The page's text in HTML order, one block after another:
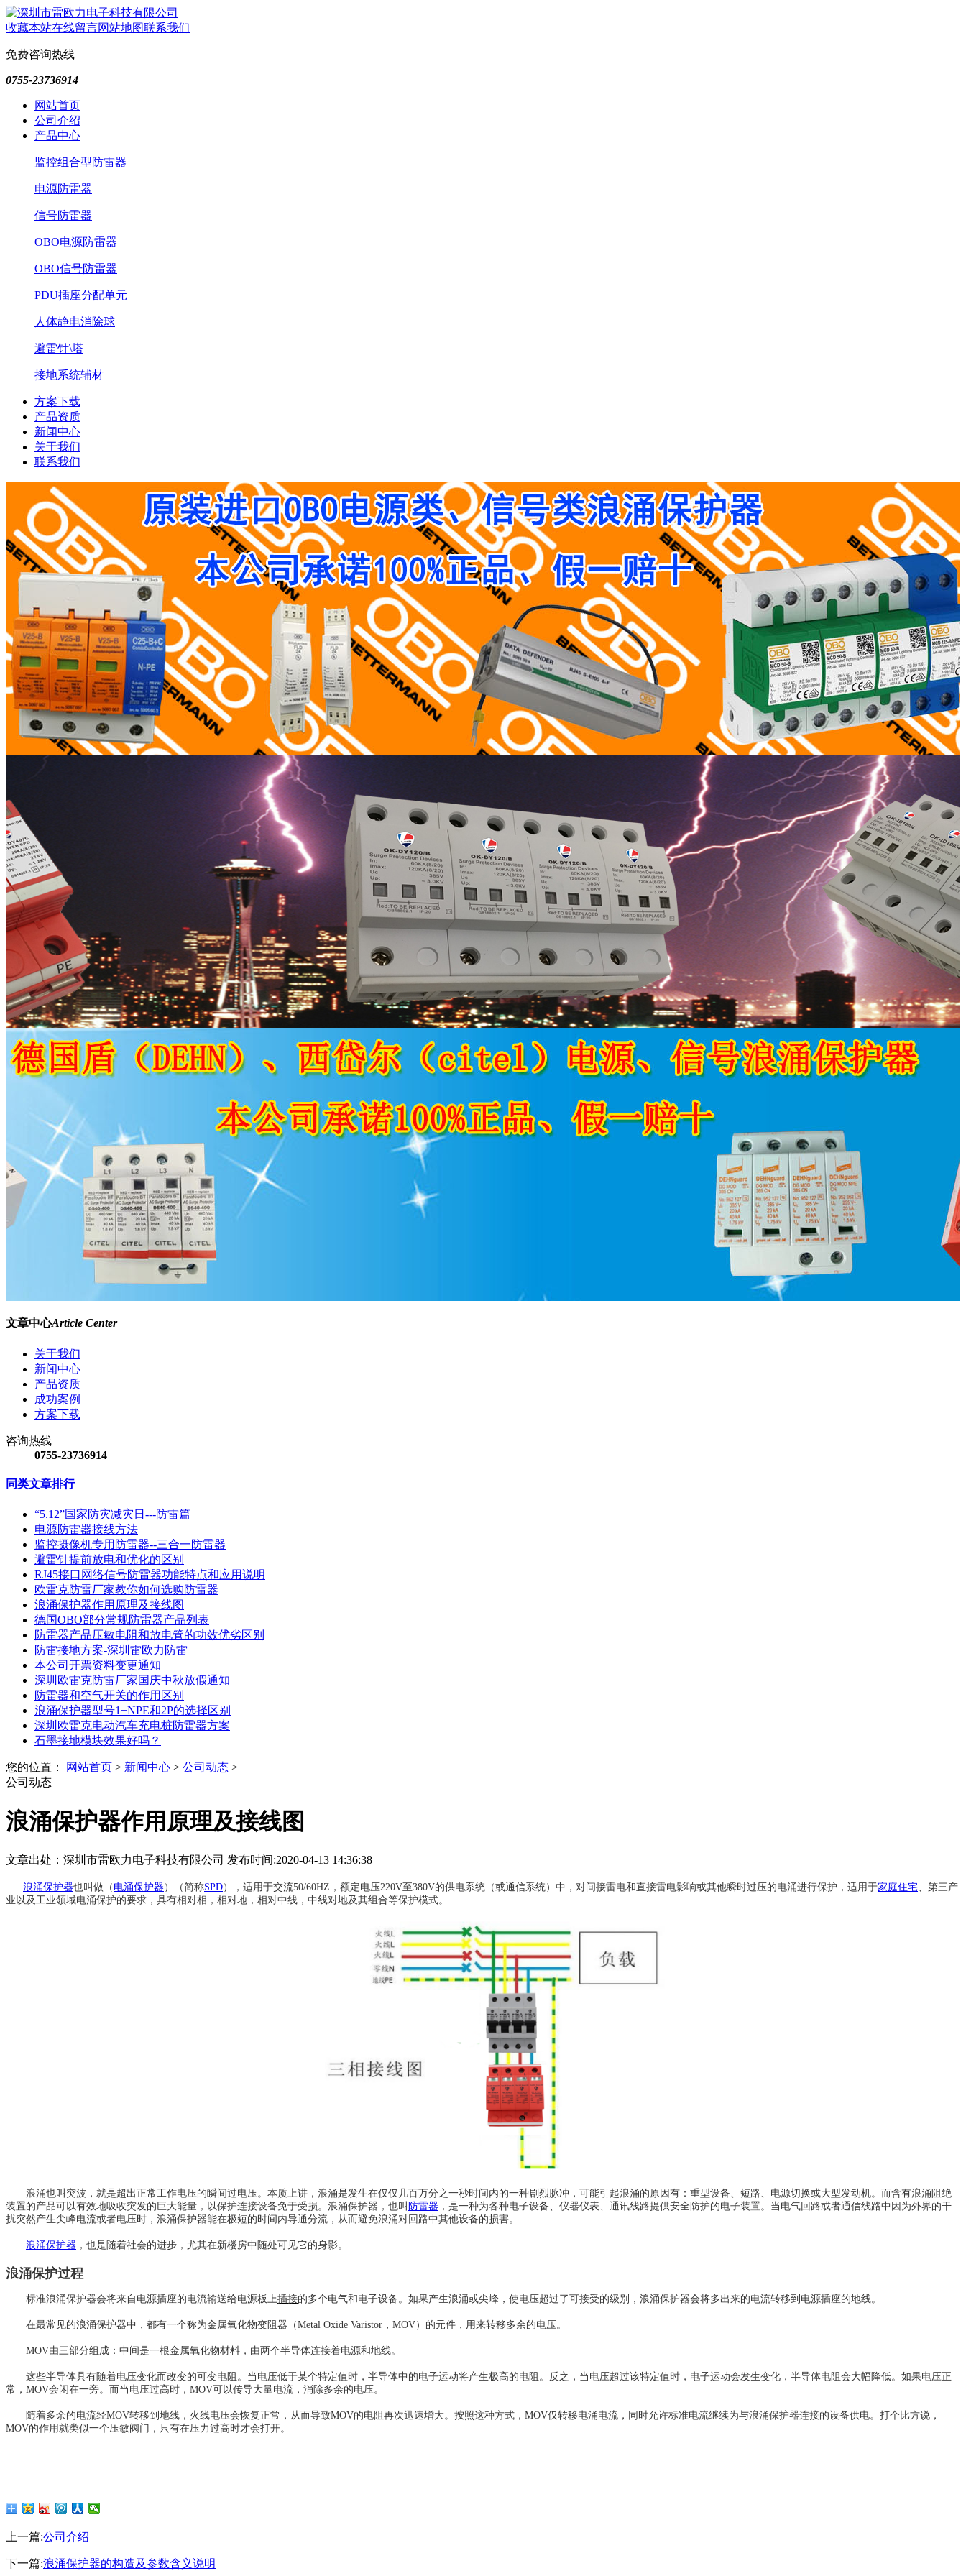
收藏本站在线留言网站地图联系我们
免费咨询热线
0755-23736914
网站首页
公司介绍
产品中心
监控组合型防雷器
电源防雷器
信号防雷器
OBO电源防雷器
OBO信号防雷器
PDU插座分配单元
人体静电消除球
避雷针\塔
接地系统辅材
方案下载
产品资质
新闻中心
关于我们
联系我们
文章中心Article Center
关于我们
新闻中心
产品资质
成功案例
方案下载
咨询热线
0755-23736914
同类文章排行
“5.12”国家防灾减灾日---防雷篇
电源防雷器接线方法
监控摄像机专用防雷器--三合一防雷器
避雷针提前放电和优化的区别
RJ45接口网络信号防雷器功能特点和应用说明
欧雷克防雷厂家教你如何选购防雷器
浪涌保护器作用原理及接线图
德国OBO部分常规防雷器产品列表
防雷器产品压敏电阻和放电管的功效优劣区别
防雷接地方案-深圳雷欧力防雷
本公司开票资料变更通知
深圳欧雷克防雷厂家国庆中秋放假通知
防雷器和空气开关的作用区别
浪涌保护器型号1+NPE和2P的选择区别
深圳欧雷克电动汽车充电桩防雷器方案
石墨接地模块效果好吗？
您的位置： 网站首页 > 新闻中心 > 公司动态 >
公司动态
浪涌保护器作用原理及接线图
文章出处：深圳市雷欧力电子科技有限公司 发布时间:2020-04-13 14:36:38
浪涌保护器也叫做（ 电涌保护器 ）（简称SPD），适用于交流50/60HZ，额定电压220V至380V的供电系统（或通信系统）中，对间接雷电和直接雷电影响或其他瞬时过压的电涌进行保护，适用于家庭住宅 、第三产
业以及工业领域电涌保护的要求，具有相对相，相对地，相对中线，中线对地及其组合等保护模式。
浪涌也叫突波，就是超出正常工作电压的瞬间过电压。本质上讲，浪涌是发生在仅仅几百万分之一秒时间内的一种剧烈脉冲，可能引起浪涌的原因有：重型设备、 短路 、电源切换或大型发动机。而含有浪涌阻绝
装置的产品可以有效地吸收突发的巨大能量，以保护连接设备免于受损。浪涌保护器，也叫 防雷器 ，是一种为各种电子设备、仪器仪表、通讯线路提供安全防护的电子装置。当电气回路或者通信线路中因为外界的干
扰突然产生尖峰电流或者电压时，浪涌保护器能在极短的时间内导通分流，从而避免浪涌对回路中其他设备的损害。
浪涌保护器 ，也是随着社会的进步，尤其在新楼房中随处可见它的身影。
浪涌保护过程
标准浪涌保护器会将来自电源插座的电流输送给电源板上插接的多个电气和电子设备。如果产生浪涌或尖峰，使电压超过了可接受的级别，浪涌保护器会将多出来的电流转移到电源插座的地线。
在最常见的浪涌保护器中，都有一个称为金属氧化物变阻器（Metal Oxide Varistor，MOV）的元件，用来转移多余的电压。
MOV由三部分组成：中间是一根金属氧化物材料，由两个半导体连接着电源和地线。
这些半导体具有随着电压变化而改变的可变电阻 。当电压低于某个特定值时，半导体中的电子运动将产生极高的电阻。反之，当电压超过该特定值时，电子运动会发生变化，半导体电阻会大幅降低。如果电压正
常， MOV会闲在一旁。而当电压过高时，MOV可以传导大量电流，消除多余的电压。
随着多余的电流经MOV转移到地线，火线电压会恢复正常，从而导致MOV的电阻再次迅速增大。按照这种方式，MOV仅转移电涌电流，同时允许标准电流继续为与浪涌保护器连接的设备供电。打个比方说，
MOV的作用就类似一个压敏阀门，只有在压力过高时才会打开。
上一篇:公司介绍
下一篇:浪涌保护器的构造及参数含义说明